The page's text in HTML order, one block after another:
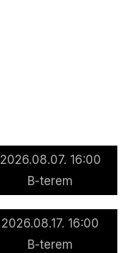
2026.08.07. 16:00
B-terem
2026.08.17. 16:00
B-terem